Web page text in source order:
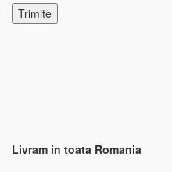
Livram in toata Romania